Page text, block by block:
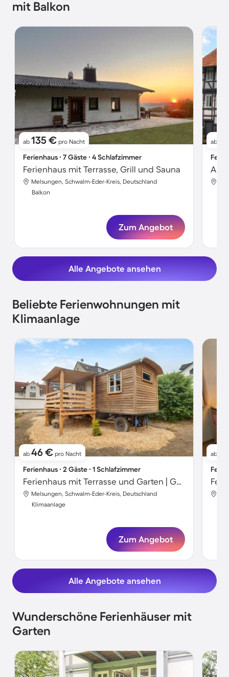
mit Balkon
ab 135 € pro Nacht
Ferienhaus ∙ 7 Gäste ∙ 4 Schlafzimmer
Ferienhaus mit Terrasse, Grill und Sauna
Melsungen, Schwalm-Eder-Kreis, Deutschland
Balkon
Zum Angebot
ab
Alle Angebote ansehen
Beliebte Ferienwohnungen mit
Klimaanlage
ab 46 € pro Nacht
Ferienhaus ∙ 2 Gäste ∙ 1 Schlafzimmer
Ferienhaus mit Terrasse und Garten | Gartenblick
Melsungen, Schwalm-Eder-Kreis, Deutschland
Klimaanlage
Zum Angebot
ab
Alle Angebote ansehen
Wunderschöne Ferienhäuser mit
Garten